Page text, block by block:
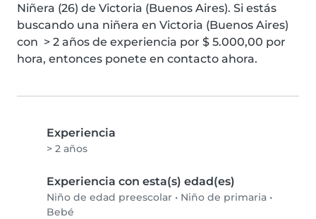
Niñera (26) de Victoria (Buenos Aires). Si estás
buscando una niñera en Victoria (Buenos Aires)
con  > 2 años de experiencia por $ 5.000,00 por
hora, entonces ponete en contacto ahora.
Experiencia
> 2 años
Experiencia con esta(s) edad(es)
Niño de edad preescolar • Niño de primaria •
Bebé